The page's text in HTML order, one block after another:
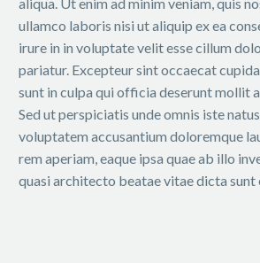
ullamco laboris nisi ut aliquip ex ea
irure in in voluptate velit esse cillum
pariatur. Excepteur sint occaecat
sunt in culpa qui officia deserunt mollit
Sed ut perspiciatis unde omnis iste
voluptatem accusantium doloremque
rem aperiam, eaque ipsa quae ab illo
quasi architecto beatae vitae dicta sunt